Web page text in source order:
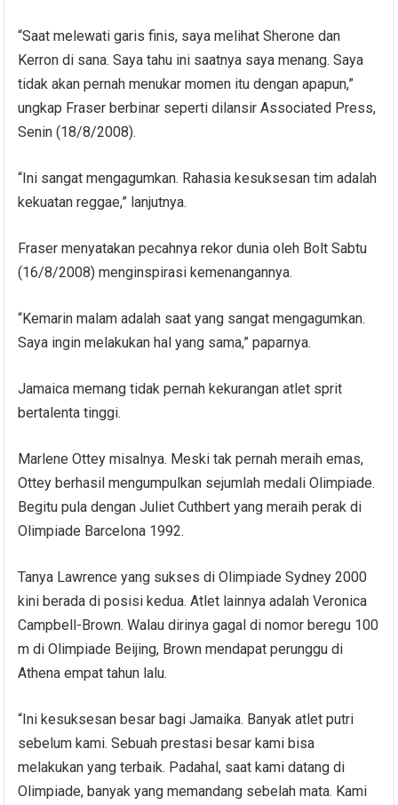
“Saat melewati garis finis, saya melihat Sherone dan
Kerron di sana. Saya tahu ini saatnya saya menang. Saya
tidak akan pernah menukar momen itu dengan apapun,”
ungkap Fraser berbinar seperti dilansir Associated Press,
Senin (18/8/2008).
“Ini sangat mengagumkan. Rahasia kesuksesan tim adalah
kekuatan reggae,” lanjutnya.
Fraser menyatakan pecahnya rekor dunia oleh Bolt Sabtu
(16/8/2008) menginspirasi kemenangannya.
“Kemarin malam adalah saat yang sangat mengagumkan.
Saya ingin melakukan hal yang sama,” paparnya.
Jamaica memang tidak pernah kekurangan atlet sprit
bertalenta tinggi.
Marlene Ottey misalnya. Meski tak pernah meraih emas,
Ottey berhasil mengumpulkan sejumlah medali Olimpiade.
Begitu pula dengan Juliet Cuthbert yang meraih perak di
Olimpiade Barcelona 1992.
Tanya Lawrence yang sukses di Olimpiade Sydney 2000
kini berada di posisi kedua. Atlet lainnya adalah Veronica
Campbell-Brown. Walau dirinya gagal di nomor beregu 100
m di Olimpiade Beijing, Brown mendapat perunggu di
Athena empat tahun lalu.
“Ini kesuksesan besar bagi Jamaika. Banyak atlet putri
sebelum kami. Sebuah prestasi besar kami bisa
melakukan yang terbaik. Padahal, saat kami datang di
Olimpiade, banyak yang memandang sebelah mata. Kami